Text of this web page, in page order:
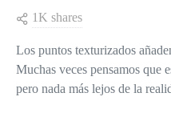
1K shares
Los puntos texturizados
Muchas veces pensamos que
pero nada más lejos de la